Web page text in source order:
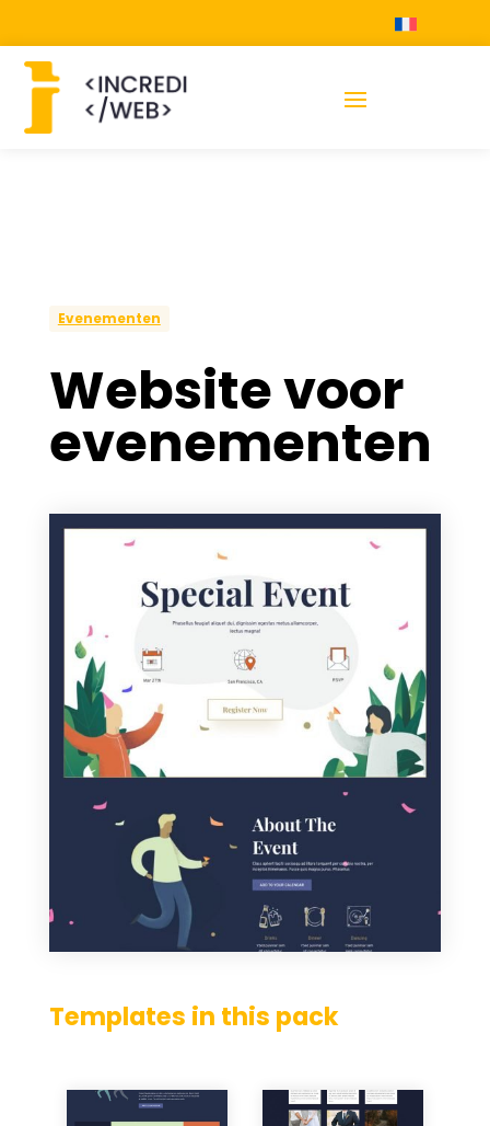
Evenementen
Website voor
evenementen
Templates in this pack